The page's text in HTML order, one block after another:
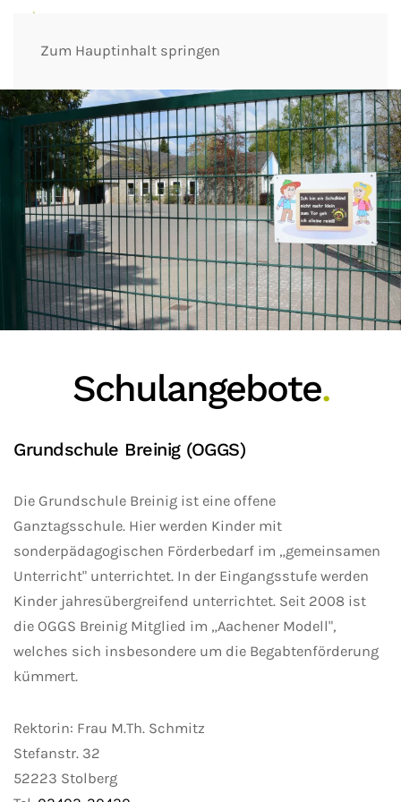
Zum Hauptinhalt springen
Schulangebote.
Grundschule Breinig (OGGS)
Die Grundschule Breinig ist eine offene
Ganztagsschule. Hier werden Kinder mit
sonderpädagogischen Förderbedarf im „gemeinsamen
Unterricht" unterrichtet. In der Eingangsstufe werden
Kinder jahresübergreifend unterrichtet. Seit 2008 ist
die OGGS Breinig Mitglied im „Aachener Modell",
welches sich insbesondere um die Begabtenförderung
kümmert.
Rektorin: Frau M.Th. Schmitz
Stefanstr. 32
52223 Stolberg